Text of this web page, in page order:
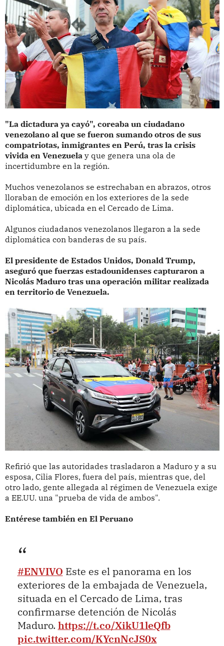
"La dictadura ya cayó", coreaba un ciudadano
venezolano al que se fueron sumando otros de sus
compatriotas, inmigrantes en Perú, tras la crisis
vivida en Venezuela y que genera una ola de
incertidumbre en la región.
Muchos venezolanos se estrechaban en abrazos, otros
lloraban de emoción en los exteriores de la sede
diplomática, ubicada en el Cercado de Lima.
Algunos ciudadanos venezolanos llegaron a la sede
diplomática con banderas de su país.
El presidente de Estados Unidos, Donald Trump,
aseguró que fuerzas estadounidenses capturaron a
Nicolás Maduro tras una operación militar realizada
en territorio de Venezuela.
Refirió que las autoridades trasladaron a Maduro y a su
esposa, Cilia Flores, fuera del país, mientras que, del
otro lado, gente allegada al régimen de Venezuela exige
a EE.UU. una "prueba de vida de ambos".
Entérese también en El Peruano
#ENVIVO Este es el panorama en los
exteriores de la embajada de Venezuela,
situada en el Cercado de Lima, tras
confirmarse detención de Nicolás
Maduro. https://t.co/XikU1leQfb
pic.twitter.com/KYcnNcJS0x